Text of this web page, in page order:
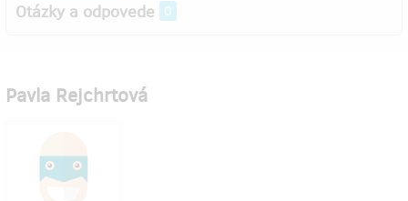
Otázky a odpovede 0
Pavla Rejchrtová